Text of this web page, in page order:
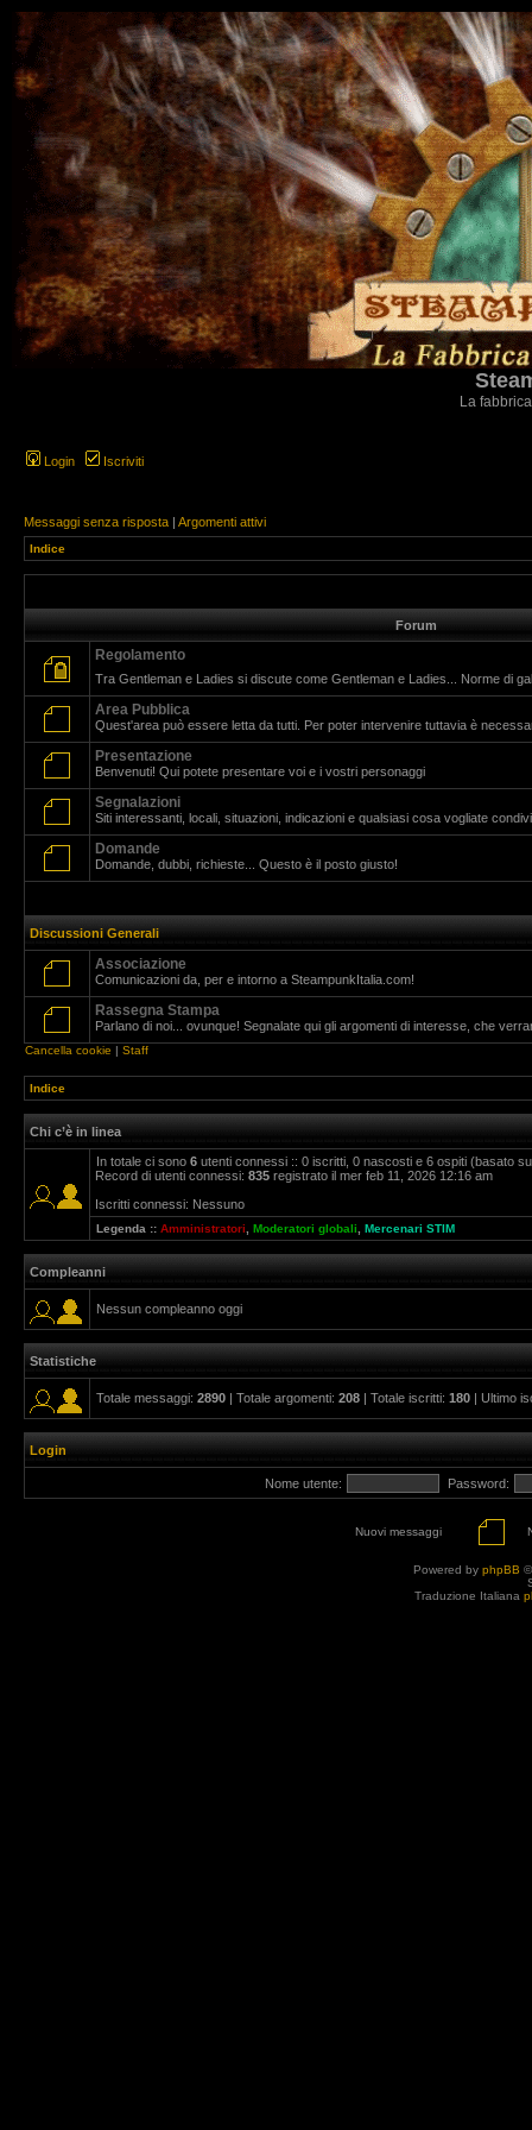
La
Login Iscriviti
Messaggi senza risposta | Argomenti attivi
Indice
Forum
Regolamento
Tra Gentleman e Ladies si discute come Gentleman e Ladies... Norme di
Area Pubblica
Quest'area può essere letta da tutti. Per poter intervenire tuttavia è
Presentazione
Benvenuti! Qui potete presentare voi e i vostri personaggi
Segnalazioni
Siti interessanti, locali, situazioni, indicazioni e qualsiasi cosa vogliate
Domande
Domande, dubbi, richieste... Questo è il posto giusto!
Discussioni Generali
Associazione
Comunicazioni da, per e intorno a SteampunkItalia.com!
Rassegna Stampa
Parlano di noi... ovunque! Segnalate qui gli argomenti di interesse, che
Cancella cookie | Staff
Indice
Chi c’è in linea
In totale ci sono 6 utenti connessi :: 0 iscritti, 0 nascosti e 6 ospiti (basato
Record di utenti connessi: 835 registrato il mer feb 11, 2026 12:16 am
Iscritti connessi: Nessuno
Legenda :: Amministratori Moderatori globali Mercenari STIM
Compleanni
Nessun compleanno oggi
Statistiche
Totale messaggi: 2890 | Totale argomenti: 208 | Totale iscritti: 180 | Ultimo
Login
Nome utente: Password:
Nuovi messaggi
Powered by phpBB
Traduzione Italiana